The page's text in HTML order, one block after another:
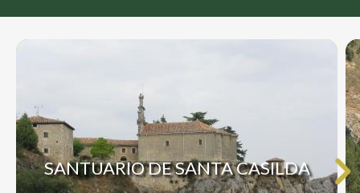
SANTUARIO DE SANTA CASILDA